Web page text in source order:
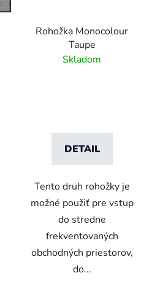
Rohožka Monocolour
Taupe
Skladom
DETAIL
Tento druh rohožky je
možné použiť pre vstup
do stredne
frekventovaných
obchodných priestorov,
do...